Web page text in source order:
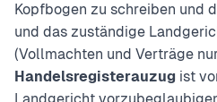
Kopfbogen zu schreiben und
und das zuständige
(Vollmachten und Verträge
Handelsregisterauzug ist